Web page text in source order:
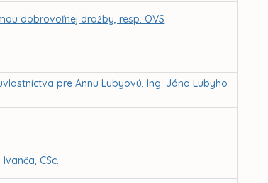
dobrovoľnej dražby, resp. OVS
pre Annu Lubyovú, Ing. Jána Lubyho
CSc.